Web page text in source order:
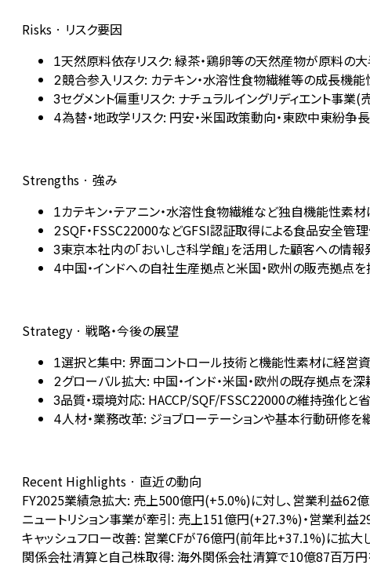
Risks · リスク要因
1天然原料依存リスク: 緑茶・鶏卵等の天然産物が原料の
2競合参入リスク: カテキン・水溶性食物繊維等の成長機
3セグメント偏重リスク: ナチュラルイングリディエント事
4為替・地政学リスク: 円安・米国政策動向・東欧中東紛
Strengths · 強み
1カテキン・テアニン・水溶性食物繊維など独自機能性素
2SQF・FSSC22000などGFSI認証取得による食品安全管
3東京本社内の「おいしさ科学館」を活用した顧客への情
4中国・インドへの自社生産拠点と米国・欧州の販売拠点
Strategy · 戦略・今後の展望
1選択と集中: 界面コントロール技術と機能性素材に経営
2グローバル拡大: 中国・インド・米国・欧州の既存拠点を
3品質・環境対応: HACCP/SQF/FSSC22000の維持強化と
4人材・業務改革: ジョブローテーションや基本行動研修
Recent Highlights · 直近の動向
FY2025業績急拡大: 売上500億円(+5.0%)に対し、営業利益62
ニュートリション事業が牽引: 売上151億円(+27.3%)・営業利益
キャッシュフロー改善: 営業CFが76億円(前年比+37.1%)に拡
関係会社清算と自己株取得: 海外関係会社清算で10億87百万